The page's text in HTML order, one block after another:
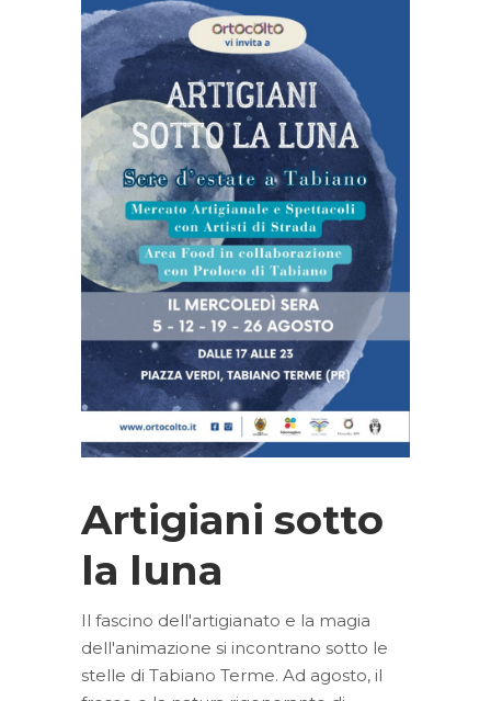
Artigiani sotto
la luna
Il fascino dell'artigianato e la magia
dell'animazione si incontrano sotto le
stelle di Tabiano Terme. Ad agosto, il